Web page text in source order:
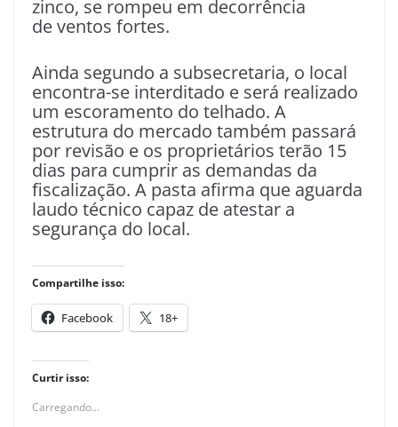
zinco, se rompeu em decorrência
de ventos fortes.
Ainda segundo a subsecretaria, o local
encontra-se interditado e será realizado
um escoramento do telhado. A
estrutura do mercado também passará
por revisão e os proprietários terão 15
dias para cumprir as demandas da
fiscalização. A pasta afirma que aguarda
laudo técnico capaz de atestar a
segurança do local.
Compartilhe isso:
Facebook 18+
Curtir isso:
Carregando...